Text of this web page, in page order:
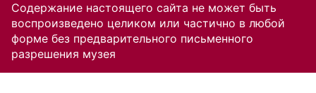
Содержание настоящего сайта не может быть
воспроизведено целиком или частично в любой
форме без предварительного письменного
разрешения музея